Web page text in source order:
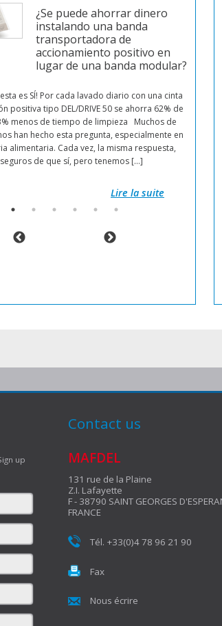
¿Se puede ahorrar dinero
instalando una banda
transportadora de
accionamiento positivo en
lugar de una banda modular?
es SÍ! Por cada lavado diario con una cinta
positiva tipo DEL/DRIVE 50 se ahorra 62% de
menos de tiempo de limpieza Muchos de
han hecho esta pregunta, especialmente en
alimentaria. Cada vez, la misma respuesta,
de que sí, pero tenemos […]
Lire la suite
unir una banda?
nuestras bandas pueden ser soldadas sin fin o
abiertas para una unión in situ. Las bandas
pueden ser unidas de dos maneras:
: proponemos nuestro kit de
(aportación de materia).
: las bandas también pueden ser unidas con la
de grapas de poliuretano o acero inoxidable
para los diámetros de poleas superiores
Este modo de unión es muy apreciado en el
de montaje/desmontaje frecuentes o en el motivo
detalles en la página Uniones y Herramientas
up
Contact us
MAFDEL
131 rue de la Plaine
Z.I. Lafayette
F - 38790 SAINT GEORGES
FRANCE
Tél. +33(0)4 78 96 21 90
Fax
Nous écrire